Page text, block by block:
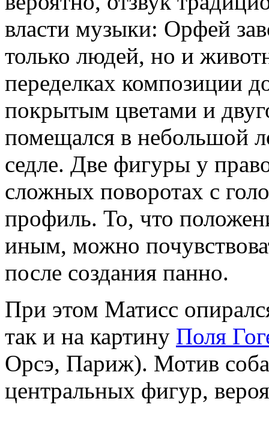
власти музыки: Орфей
только людей, но и
переделках композиции
покрытым цветами и
помещался в небольшой
седле. Две фигуры у
сложных поворотах с
профиль. То, что
иным, можно
после создания панно.
При этом Матисс
так и на картину Поля
Орсэ, Париж). Мотив
центральных фигур,